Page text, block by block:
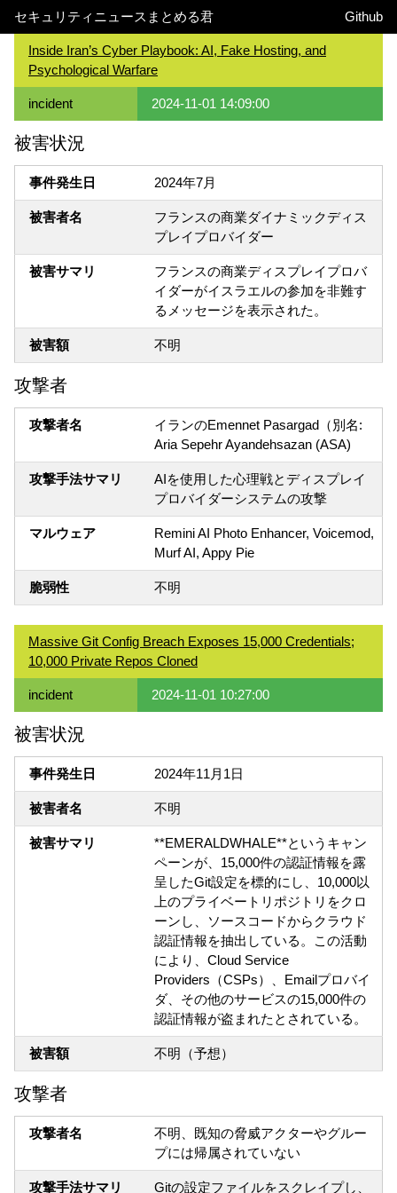
セキュリティニュースまとめる君 Github
Inside Iran’s Cyber Playbook: AI, Fake Hosting, and
Psychological Warfare
incident 2024-11-01 14:09:00
被害状況
事件発生日 2024年7月
被害者名
フランスの商業ダイナミックディス
プレイプロバイダー
被害サマリ
フランスの商業ディスプレイプロバ
イダーがイスラエルの参加を非難す
るメッセージを表示された。
被害額 不明
攻撃者
攻撃者名
イランのEmennet Pasargad（別名:
Aria Sepehr Ayandehsazan (ASA)
攻撃手法サマリ
AIを使用した心理戦とディスプレイ
プロバイダーシステムの攻撃
マルウェア
Remini AI Photo Enhancer, Voicemod,
Murf AI, Appy Pie
脆弱性 不明
Massive Git Config Breach Exposes 15,000 Credentials;
10,000 Private Repos Cloned
incident 2024-11-01 10:27:00
被害状況
事件発生日 2024年11月1日
被害者名 不明
被害サマリ
**EMERALDWHALE**というキャン
ペーンが、15,000件の認証情報を露
呈したGit設定を標的にし、10,000以
上のプライベートリポジトリをクロ
ーンし、ソースコードからクラウド
認証情報を抽出している。この活動
により、Cloud Service
Providers（CSPs）、Emailプロバイ
ダ、その他のサービスの15,000件の
認証情報が盗まれたとされている。
被害額 不明（予想）
攻撃者
攻撃者名
不明、既知の脅威アクターやグルー
プには帰属されていない
攻撃手法サマリ Gitの設定ファイルをスクレイプし、